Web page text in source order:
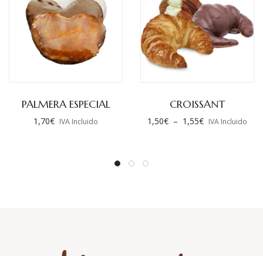
PALMERA ESPECIAL
1,70€ IVA Incluido
CROISSANT
1,50€ – 1,55€ IVA Incluido